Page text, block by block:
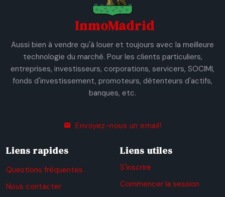
InmoMadrid
Aussi bien à vendre qu'à louer et toujours avec la meilleure
technologie du marché. Pour les clients particuliers,
entreprises, investisseurs, corporations, servicers, SOCIMI,
fonds d'investissement, promoteurs, détenteurs d'actifs,
banques, etc.
Envoyez-nous un email!
Liens rapides
Questions fréquentes
Nous contacter
Liens utiles
S'inscrire
Commencer la session